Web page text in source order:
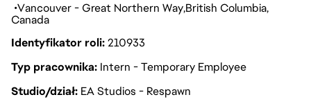
Vancouver - Great Northern WayBritish Columbia
Canada
Identyfikator roli210933
Typ pracownika Intern - Temporary Employee
Studio/dział EA Studios - Respawn